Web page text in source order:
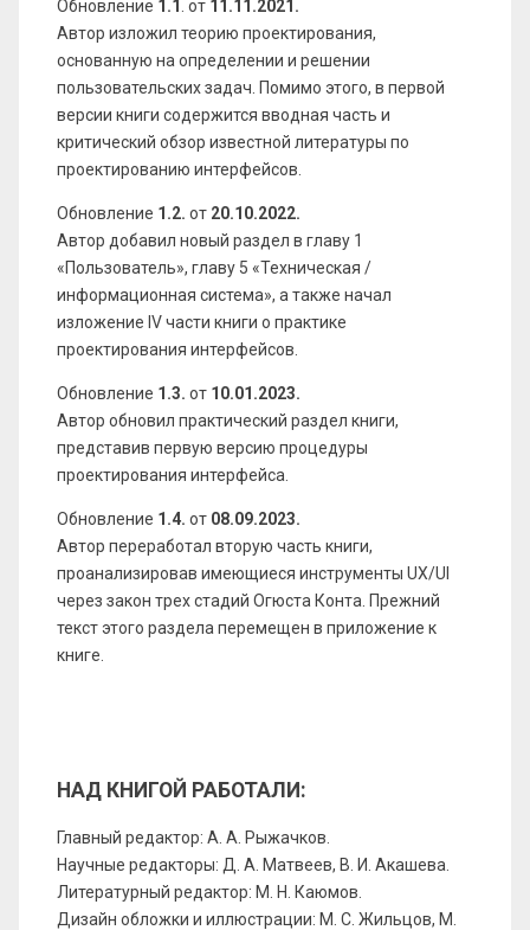
Обновление 1.1 . от 11.11.2021.
Автор изложил теорию проектирования,
основанную на определении и решении
пользовательских задач. Помимо этого, в первой
версии книги содержится вводная часть и
критический обзор известной литературы по
проектированию интерфейсов.
Обновление 1.2. от 20.10.2022.
Автор добавил новый раздел в главу 1
«Пользователь», главу 5 «Техническая /
информационная система», а также начал
изложение IV части книги о практике
проектирования интерфейсов.
Обновление 1.3. от 10.01.2023.
Автор обновил практический раздел книги,
представив первую версию процедуры
проектирования интерфейса.
Обновление 1.4. от 08.09.2023.
Автор переработал вторую часть книги,
проанализировав имеющиеся инструменты UX/UI
через закон трех стадий Огюста Конта. Прежний
текст этого раздела перемещен в приложение к
книге.
НАД КНИГОЙ РАБОТАЛИ:
Главный редактор: А. А. Рыжачков.
Научные редакторы: Д. А. Матвеев, В. И. Акашева.
Литературный редактор: М. Н. Каюмов.
Дизайн обложки и иллюстрации: М. С. Жильцов, М.